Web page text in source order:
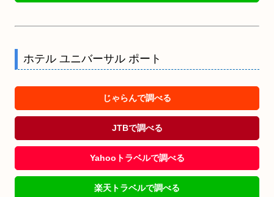
ホテル ユニバーサル ポート
じゃらんで調べる
JTBで調べる
Yahooトラベルで調べる
楽天トラベルで調べる